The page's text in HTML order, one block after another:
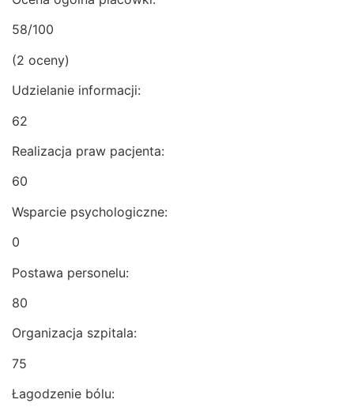
58/100
(2 oceny)
Udzielanie informacji:
62
Realizacja praw pacjenta:
60
Wsparcie psychologiczne:
0
Postawa personelu:
80
Organizacja szpitala:
75
Łagodzenie bólu: